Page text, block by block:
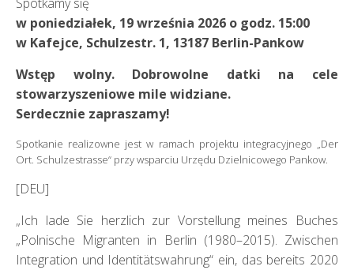
w poniedziałek, 19 września 2026 o godz. 15:00
w Kafejce, Schulzestr. 1, 13187 Berlin-Pankow
Wstęp wolny. Dobrowolne datki na cele
stowarzyszeniowe mile widziane.
Serdecznie zapraszamy!
Spotkanie realizowne jest w ramach projektu integracyjnego „Der
Ort. Schulzestrasse“ przy wsparciu Urzędu Dzielnicowego Pankow.
[DEU]
„Ich lade Sie herzlich zur Vorstellung meines Buches
„Polnische Migranten in Berlin (1980–2015). Zwischen
Integration und Identitätswahrung“ ein, das bereits 2020